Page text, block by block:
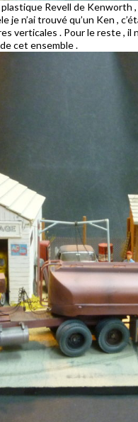
Revell de Kenworth
je n’ai trouvé qu’un Ken ,
verticales . Pour le reste , il
cet ensemble .